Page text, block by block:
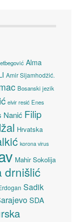
Alma
Amir Sijamhodžić.
Bosanski jezik
elvir resić Enes
Nanić Filip
Hrvatska
korona virus
Mahir Sokolija
drnišlić
Sadik
SDA